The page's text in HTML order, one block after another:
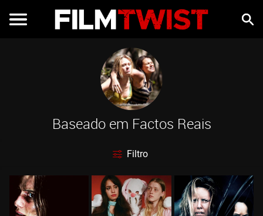
Baseado em Factos Reais
Filtro